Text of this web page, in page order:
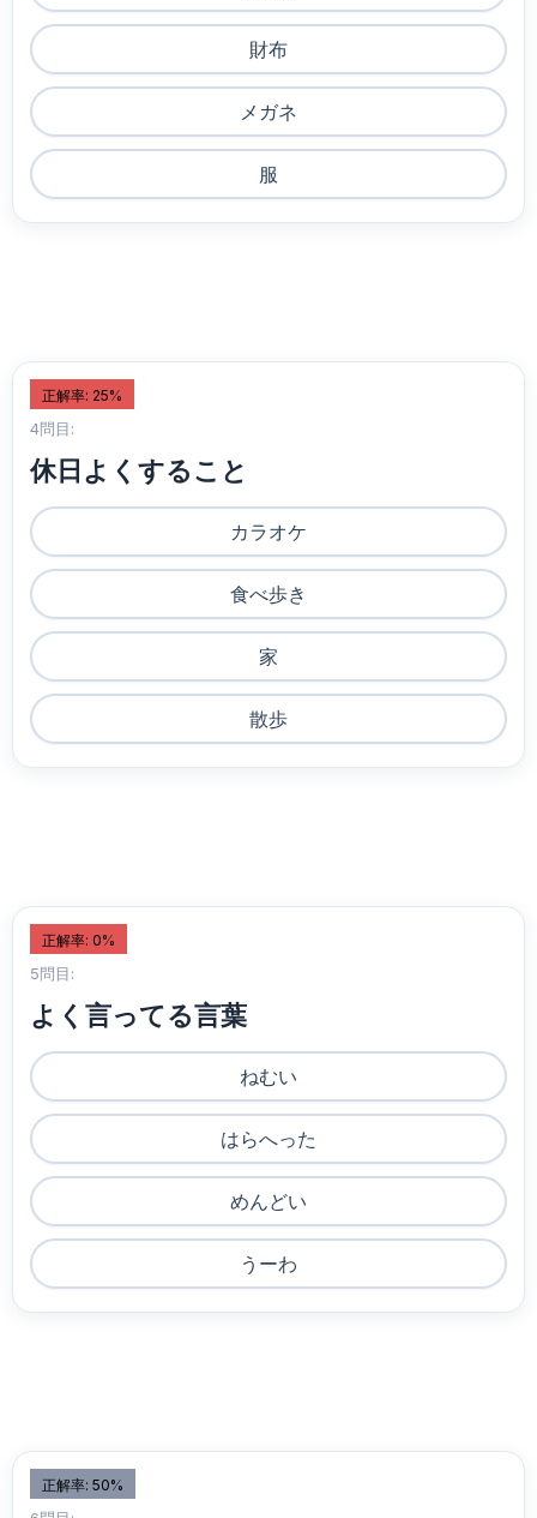
財布
メガネ
服
正解率: 25%
4問目:
休日よくすること
カラオケ
食べ歩き
家
散歩
正解率: 0%
5問目:
よく言ってる言葉
ねむい
はらへった
めんどい
うーわ
正解率: 50%